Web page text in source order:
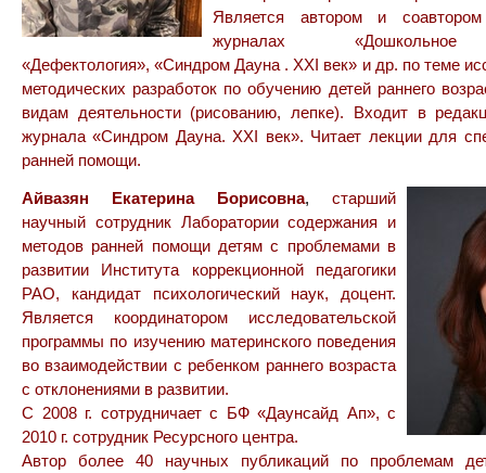
Является автором и
журналах «Дошкольное
«Дефектология», «Синдром Дауна . XXI век» и др. по теме
методических разработок по обучению детей раннего
видам деятельности (рисованию, лепке). Входит в
журнала «Синдром Дауна. XXI век». Читает лекции для
ранней помощи.
Айвазян Екатерина Борисовна, старший
научный сотрудник Лаборатории содержания и
методов ранней помощи детям с проблемами в
развитии Института коррекционной педагогики
РАО, кандидат психологический наук, доцент.
Является координатором исследовательской
программы по изучению материнского поведения
во взаимодействии с ребенком раннего возраста
с отклонениями в развитии.
С 2008 г. сотрудничает с БФ «Даунсайд Ап», с
2010 г. сотрудник Ресурсного центра.
Автор более 40 научных публикаций по проблемам